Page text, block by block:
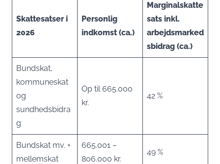
Skattesatser i
2026
Personlig
indkomst (ca.)
Marginalskatte
sats inkl.
arbejdsmarked
sbidrag (ca.)
Bundskat,
kommuneskat
og
sundhedsbidra
g
Op til 665.000
kr.
42 %
Bundskat mv. +
mellemskat
665.001 –
806.000 kr.
49 %